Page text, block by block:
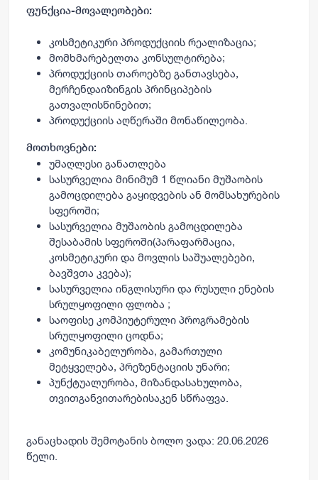
ფუნქცია-მოვალეობები:
კოსმეტიკური პროდუქციის რეალიზაცია;
მომხმარებელთა კონსულტირება;
პროდუქციის თაროებზე განთავსება,
მერჩენდაიზინგის პრინციპების
გათვალისწინებით;
პროდუქციის აღწერაში მონაწილეობა.
მოთხოვნები:
უმაღლესი განათლება
სასურველია მინიმუმ 1 წლიანი მუშაობის
გამოცდილება გაყიდვების ან მომსახურების
სფეროში;
სასურველია მუშაობის გამოცდილება
შესაბამის სფეროში(პარაფარმაცია,
კოსმეტიკური და მოვლის საშუალებები,
ბავშვთა კვება);
სასურველია ინგლისური და რუსული ენების
სრულყოფილი ფლობა ;
საოფისე კომპიუტერული პროგრამების
სრულყოფილი ცოდნა;
კომუნიკაბელურობა, გამართული
მეტყველება, პრეზენტაციის უნარი;
პუნქტუალურობა, მიზანდასახულობა,
თვითგანვითარებისაკენ სწრაფვა.
განაცხადის შემოტანის ბოლო ვადა: 20.06.2026
წელი.